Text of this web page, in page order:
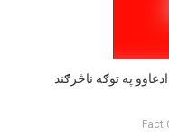
په توګه ناڅرګند
Fact